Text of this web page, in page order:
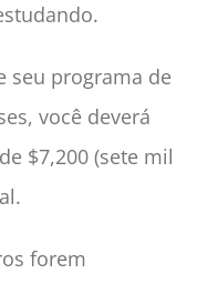
seu programa de
você deverá
$7,200 (sete mil
forem